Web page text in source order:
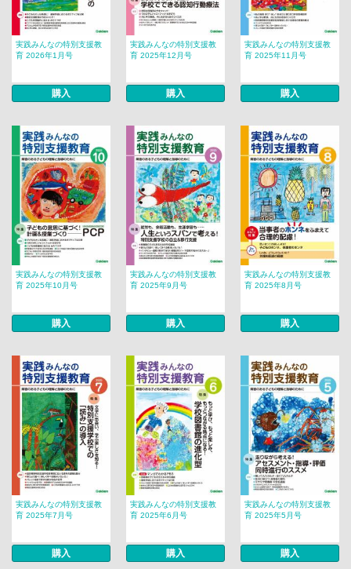
実践みんなの特別支援教
育 2026年1月号
購入
実践みんなの特別支援教
育 2025年12月号
購入
実践みんなの特別支援教
育 2025年11月号
購入
実践みんなの特別支援教
育 2025年10月号
購入
実践みんなの特別支援教
育 2025年9月号
購入
実践みんなの特別支援教
育 2025年8月号
購入
実践みんなの特別支援教
育 2025年7月号
購入
実践みんなの特別支援教
育 2025年6月号
購入
実践みんなの特別支援教
育 2025年5月号
購入